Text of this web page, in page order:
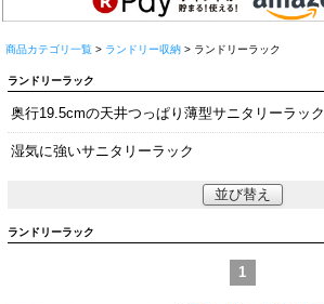
商品カテゴリ一覧 > ランドリー収納 > ランドリーラック
ランドリーラック
奥行19.5cmの天井つっぱり薄型サニタリーラック
湿気に強いサニタリーラック
並び替え
ランドリーラック
1